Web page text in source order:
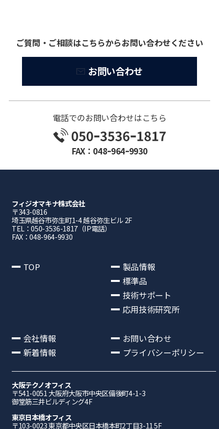
ご質問・ご相談はこちらからお問い合わせください
お問い合わせ
電話でのお問い合わせはこちら
FAX：048ｰ964ｰ9930
フィジオマキナ株式会社
〒343-0816
埼⽟県越⾕市弥⽣町1-4 越⾕弥⽣ビル 2F
TEL：050-3536-1817（IP電話）
FAX：048-964-9930
TOP
製品情報
標準品
技術サポート
応用技術研究所
会社情報
新着情報
お問い合わせ
プライバシーポリシー
大阪テクノオフィス
〒541-0051 ⼤阪府⼤阪市中央区備後町4-1-3
御堂筋三井ビルディング4F
東京日本橋オフィス
〒103-0023 東京都中央区日本橋本町2丁目3-11 5F